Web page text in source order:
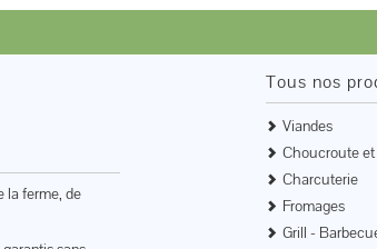
la ferme, de
Tous nos
Viandes
Choucroute
Charcuterie
Fromages
Grill -